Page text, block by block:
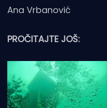
Ana Vrbanović
PROČITAJTE JOŠ: